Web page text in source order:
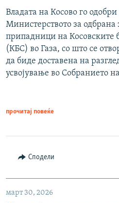
Владата на Косово го
Министерството за одбрана
припадници на Косовските
(КБС) во Газа, со што се
да биде доставена на
усвојување во Собранието
прочитај повеќе
Сподели
март 30, 2026